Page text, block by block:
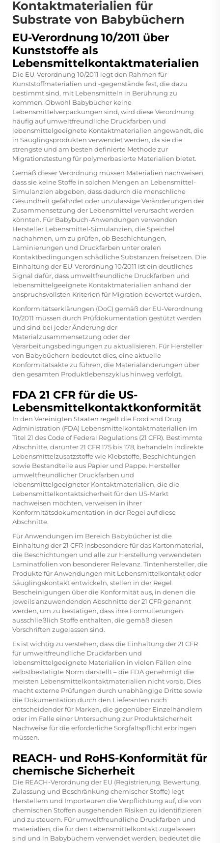
Kontaktmaterialien für
Substrate von Babybüchern
EU-Verordnung 10/2011 über
Kunststoffe als
Lebensmittelkontaktmaterialien
Die EU-Verordnung 10/2011 legt den Rahmen für
Kunststoffmaterialien und -gegenstände fest, die dazu
bestimmt sind, mit Lebensmitteln in Berührung zu
kommen. Obwohl Babybücher keine
Lebensmittelverpackungen sind, wird diese Verordnung
häufig auf umweltfreundliche Druckfarben und
lebensmittelgeeignete Kontaktmaterialien angewandt, die
in Säuglingsprodukten verwendet werden, da sie die
strengste und am besten definierte Methode zur
Migrationstestung für polymerbasierte Materialien bietet.
Gemäß dieser Verordnung müssen Materialien nachweisen,
dass sie keine Stoffe in solchen Mengen an Lebensmittel-
Simulanzien abgeben, dass dadurch die menschliche
Gesundheit gefährdet oder unzulässige Veränderungen der
Zusammensetzung der Lebensmittel verursacht werden
könnten. Für Babybuch-Anwendungen verwenden
Hersteller Lebensmittel-Simulanzien, die Speichel
nachahmen, um zu prüfen, ob Beschichtungen,
Laminierungen und Druckfarben unter oralen
Kontaktbedingungen schädliche Substanzen freisetzen. Die
Einhaltung der EU-Verordnung 10/2011 ist ein deutliches
Signal dafür, dass umweltfreundliche Druckfarben und
lebensmittelgeeignete Kontaktmaterialien anhand der
anspruchsvollsten Kriterien für Migration bewertet wurden.
Konformitätserklärungen (DoC) gemäß der EU-Verordnung
10/2011 müssen durch Prüfdokumentation gestützt werden
und sind bei jeder Änderung der
Materialzusammensetzung oder der
Verarbeitungsbedingungen zu aktualisieren. Für Hersteller
von Babybüchern bedeutet dies, eine aktuelle
Konformitätsakte zu führen, die Materialänderungen über
den gesamten Produktlebenszyklus hinweg verfolgt.
FDA 21 CFR für die US-
Lebensmittelkontaktkonformität
In den Vereinigten Staaten regelt die Food and Drug
Administration (FDA) Lebensmittelkontaktmaterialien im
Titel 21 des Code of Federal Regulations (21 CFR). Bestimmte
Abschnitte, darunter 21 CFR 175 bis 178, behandeln indirekte
Lebensmittelzusatzstoffe wie Klebstoffe, Beschichtungen
sowie Bestandteile aus Papier und Pappe. Hersteller
umweltfreundlicher Druckfarben und
lebensmittelgeeigneter Kontaktmaterialien, die die
Lebensmittelkontaktsicherheit für den US-Markt
nachweisen möchten, verweisen in ihrer
Konformitätsdokumentation in der Regel auf diese
Abschnitte.
Für Anwendungen im Bereich Babybücher ist die
Einhaltung der 21 CFR insbesondere für das Kartonmaterial,
die Beschichtungen und alle zur Herstellung verwendeten
Laminatfolien von besonderer Relevanz. Tintenhersteller, die
Produkte für Anwendungen mit Lebensmittelkontakt oder
Säuglingskontakt entwickeln, stellen in der Regel
Bescheinigungen über die Konformität aus, in denen die
jeweils anzuwendenden Abschnitte der 21 CFR genannt
werden, um zu bestätigen, dass ihre Formulierungen
ausschließlich Stoffe enthalten, die gemäß diesen
Vorschriften zugelassen sind.
Es ist wichtig zu verstehen, dass die Einhaltung der 21 CFR
für umweltfreundliche Druckfarben und
lebensmittelgeeignete Materialien in vielen Fällen eine
selbstbestätigte Norm darstellt – die FDA genehmigt die
meisten Lebensmittelkontaktmaterialien nicht vorab. Dies
macht externe Prüfungen durch unabhängige Dritte sowie
die Dokumentation durch den Lieferanten noch
entscheidender für Marken, die gegenüber Einzelhändlern
oder im Falle einer Untersuchung zur Produktsicherheit
Nachweise für die erforderliche Sorgfaltspflicht erbringen
müssen.
REACH- und RoHS-Konformität für
chemische Sicherheit
Die REACH-Verordnung der EU (Registrierung, Bewertung,
Zulassung und Beschränkung chemischer Stoffe) legt
Herstellern und Importeuren die Verpflichtung auf, die von
chemischen Stoffen ausgehenden Risiken zu identifizieren
und zu steuern. Für umweltfreundliche Druckfarben und
materialien, die für den Lebensmittelkontakt zugelassen
sind und in Babybüchern verwendet werden, bedeutet die